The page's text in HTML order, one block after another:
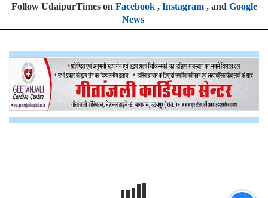
Follow UdaipurTimes on Facebook, Instagram, and Google
News